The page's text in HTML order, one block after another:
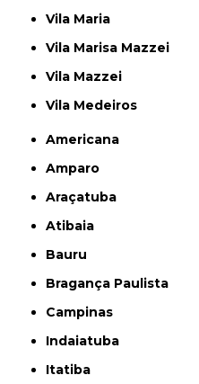
Vila Maria
Vila Marisa Mazzei
Vila Mazzei
Vila Medeiros
Americana
Amparo
Araçatuba
Atibaia
Bauru
Bragança Paulista
Campinas
Indaiatuba
Itatiba